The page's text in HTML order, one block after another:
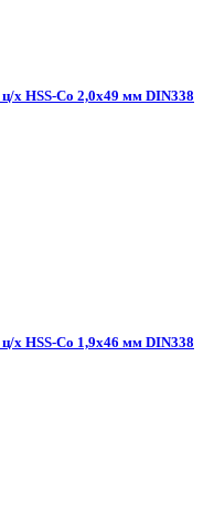
ц/х HSS-Co 2,0х49 мм DIN338
ц/х HSS-Co 1,9х46 мм DIN338